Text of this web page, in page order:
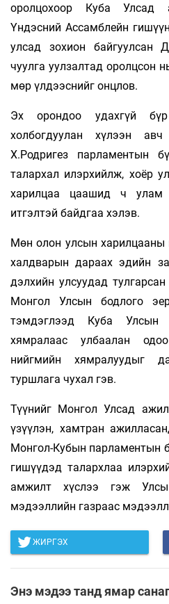
оролцохоор Куба Улсад
Үндэсний Ассамблейн
улсад зохион байгуулсан
чуулга уулзалтад оролцсон
мөр үлдээснийг онцлов.
Эх орондоо удахгүй
холбогдуулан хүлээн
Х.Родригез парламентын
талархал илэрхийлж, хоёр
харилцаа цаашид ч улам
итгэлтэй байдгаа хэлэв.
Мөн олон улсын харилцааны
халдварын дараах эдийн
дэлхийн улсуудад
Монгол Улсын бодлого
тэмдэглээд Куба Улсын
хямралаас улбаалан
нийгмийн хямралуудыг
туршлага чухал гэв.
Түүнийг Монгол Улсад
үзүүлэн, хамтран
Монгол-Кубын парламентын
гишүүдэд талархлаа
амжилт хүслээ гэж
мэдээллийн газраас
ЖИРГЭХ
Энэ мэдээ танд ямар